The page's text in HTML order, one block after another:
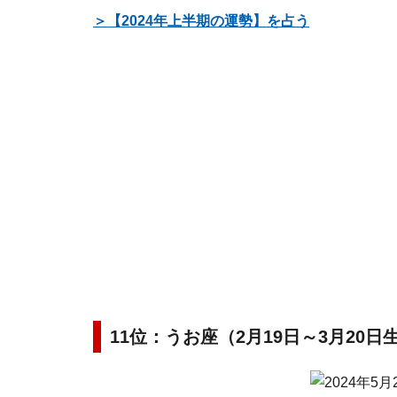
＞【2024年上半期の運勢】を占う
11位：うお座（2月19日～3月20日